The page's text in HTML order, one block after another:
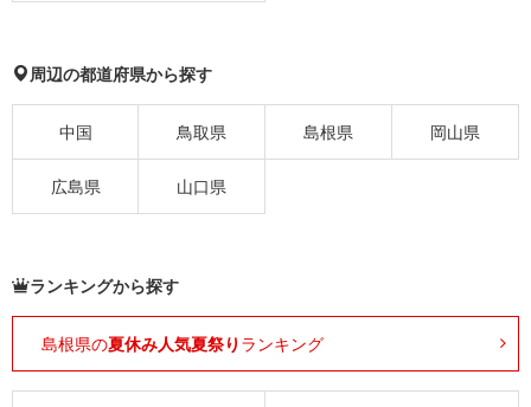
周辺の都道府県から探す
中国 鳥取県 島根県 岡山県
広島県 山口県
ランキングから探す
島根県の夏休み人気夏祭り ランキング